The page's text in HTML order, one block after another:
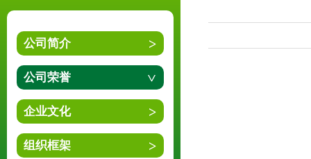
公司简介
公司荣誉
企业文化
组织框架